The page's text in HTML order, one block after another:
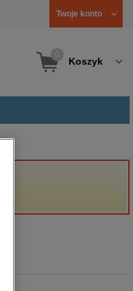
Twoje konto
Koszyk